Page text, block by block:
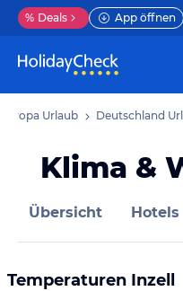
% Deals App öffnen
Europa Urlaub Deutschland
Klima &
Übersicht Hotels
Temperaturen Inzell